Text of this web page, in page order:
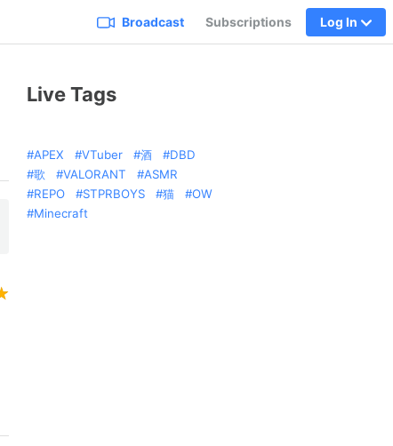
Broadcast Subscriptions Log In
Live Tags
APEX VTuber 酒
DBD
歌
VALORANT
ASMR
REPO
STPRBOYS 猫
OW
Minecraft